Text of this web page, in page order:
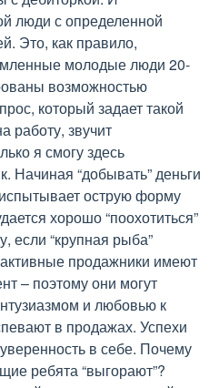
люди с определенной
Это, как правило,
молодые люди 20-
возможностью
который задает такой
работу, звучит
я смогу здесь
Начиная “добывать” деньги
острую форму
хорошо “поохотиться”
если “крупная рыба”
продажники имеют
– поэтому они могут
и любовью к
в продажах. Успехи
в себе. Почему
ребята “выгорают”?